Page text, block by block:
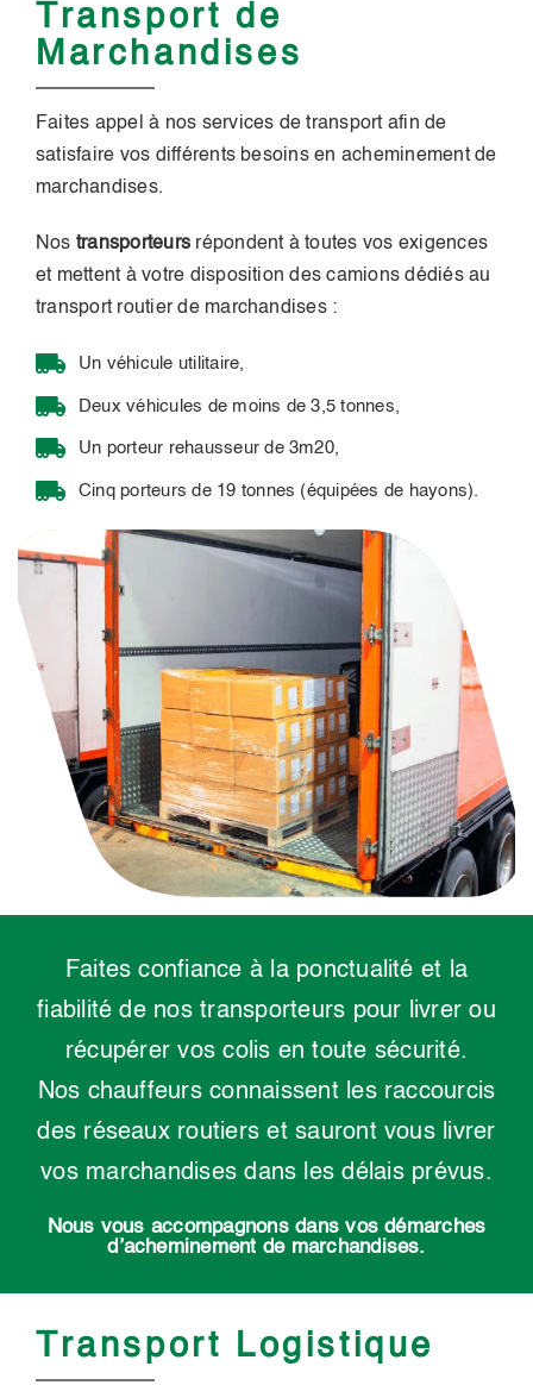
Transport de
Marchandises
Faites appel à nos services de transport afin de
satisfaire vos différents besoins en acheminement de
marchandises.
Nos transporteurs répondent à toutes vos exigences
et mettent à votre disposition des camions dédiés au
transport routier de marchandises :
Un véhicule utilitaire,
Deux véhicules de moins de 3,5 tonnes,
Un porteur rehausseur de 3m20,
Cinq porteurs de 19 tonnes (équipées de hayons).
Faites confiance à la ponctualité et la
fiabilité de nos transporteurs pour livrer ou
récupérer vos colis en toute sécurité.
Nos chauffeurs connaissent les raccourcis
des réseaux routiers et sauront vous livrer
vos marchandises dans les délais prévus.
Nous vous accompagnons dans vos démarches
d’acheminement de marchandises.
Transport Logistique